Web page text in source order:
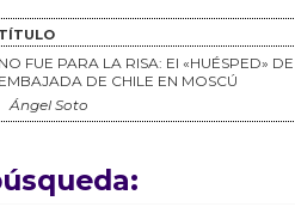
TÍTULO
NO FUE PARA LA RISA: El «HUÉSPED»
EMBAJADA DE CHILE EN MOSCÚ
Ángel Soto